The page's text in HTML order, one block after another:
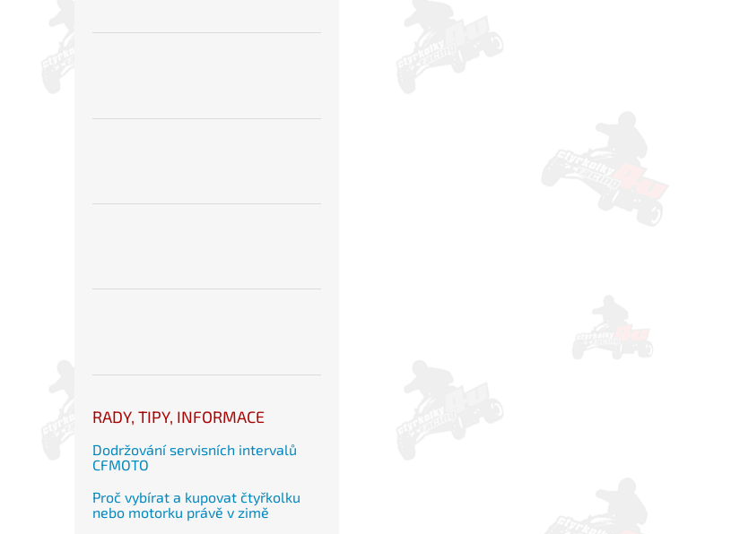
RADY, TIPY, INFORMACE
Dodržování servisních intervalů
CFMOTO
Proč vybírat a kupovat čtyřkolku
nebo motorku právě v zimě